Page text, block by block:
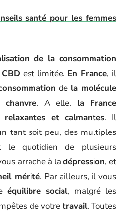
santé pour les femmes
de la consommation
est limitée. En France, il
de la molécule
. A elle, la France
relaxantes et calmantes. Il
tant soit peu, des multiples
le quotidien de plusieurs
arrache à la dépression, et
mérité. Par ailleurs, il vous
équilibre social, malgré les
de votre travail. Toutes